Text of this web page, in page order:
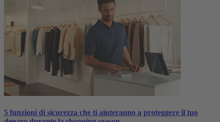
5 funzioni di sicurezza che ti aiuteranno a proteggere il tuo